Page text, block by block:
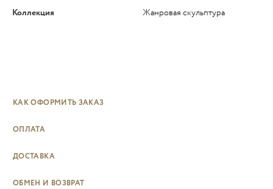
Коллекция
Жанровая скульптура
КАК ОФОРМИТЬ ЗАКАЗ
ОПЛАТА
ДОСТАВКА
ОБМЕН И ВОЗВРАТ